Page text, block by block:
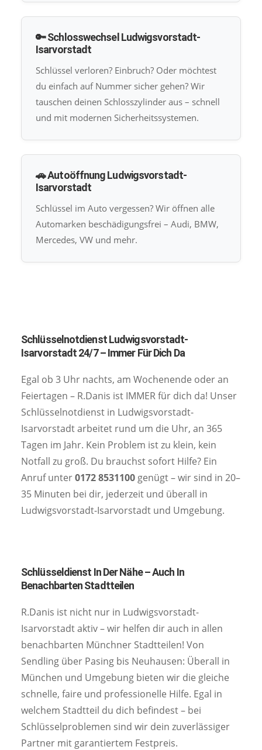
🔑 Schlosswechsel Ludwigsvorstadt-
Isarvorstadt
Schlüssel verloren? Einbruch? Oder möchtest
du einfach auf Nummer sicher gehen? Wir
tauschen deinen Schlosszylinder aus – schnell
und mit modernen Sicherheitssystemen.
🚗 Autoöffnung Ludwigsvorstadt-
Isarvorstadt
Schlüssel im Auto vergessen? Wir öffnen alle
Automarken beschädigungsfrei – Audi, BMW,
Mercedes, VW und mehr.
Schlüsselnotdienst Ludwigsvorstadt-
Isarvorstadt 24/7 – Immer Für Dich Da
Egal ob 3 Uhr nachts, am Wochenende oder an
Feiertagen – R.Danis ist IMMER für dich da! Unser
Schlüsselnotdienst in Ludwigsvorstadt-
Isarvorstadt arbeitet rund um die Uhr, an 365
Tagen im Jahr. Kein Problem ist zu klein, kein
Notfall zu groß. Du brauchst sofort Hilfe? Ein
Anruf unter0172 8531100 genügt – wir sind in 20–
35 Minuten bei dir, jederzeit und überall in
Ludwigsvorstadt-Isarvorstadt und Umgebung.
Schlüsseldienst In Der Nähe – Auch In
Benachbarten Stadtteilen
R.Danis ist nicht nur in Ludwigsvorstadt-
Isarvorstadt aktiv – wir helfen dir auch in allen
benachbarten Münchner Stadtteilen! Von
Sendling über Pasing bis Neuhausen: Überall in
München und Umgebung bieten wir die gleiche
schnelle, faire und professionelle Hilfe. Egal in
welchem Stadtteil du dich befindest – bei
Schlüsselproblemen sind wir dein zuverlässiger
Partner mit garantiertem Festpreis.